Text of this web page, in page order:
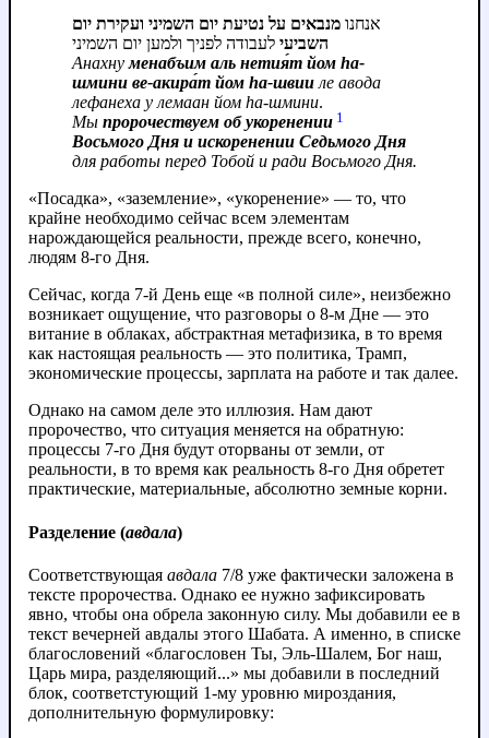
אנחנו מנבאים על נטיעת יום השמיני ועקירת יום
השביעי לעבודה לפניך ולמען יום השמיני
Анахнуменабъим аль нетия́т йом hа-
шмини ве-акира́т йом hа-швииле авода
лефанеха у лемаан йом hа-шмини.
Мы пророчествуем об укоренении 1
Восьмого Дня и искоренении Седьмого Дня
для работы перед Тобой и ради Восьмого Дня.
«Посадка», «заземление», «укоренение» — то, что
крайне необходимо сейчас всем элементам
нарождающейся реальности, прежде всего, конечно,
людям 8-го Дня.
Сейчас, когда 7-й День еще «в полной силе», неизбежно
возникает ощущение, что разговоры о 8-м Дне — это
витание в облаках, абстрактная метафизика, в то время
как настоящая реальность — это политика, Трамп,
экономические процессы, зарплата на работе и так далее.
Однако на самом деле это иллюзия. Нам дают
пророчество, что ситуация меняется на обратную:
процессы 7-го Дня будут оторваны от земли, от
реальности, в то время как реальность 8-го Дня обретет
практические, материальные, абсолютно земные корни.
Разделение (авдала)
Соответствующая авдала 7/8 уже фактически заложена в
тексте пророчества. Однако ее нужно зафиксировать
явно, чтобы она обрела законную силу. Мы добавили ее в
текст вечерней авдалы этого Шабата. А именно, в списке
благословений «благословен Ты, Эль-Шалем, Бог наш,
Царь мира, разделяющий...» мы добавили в последний
блок, соответстующий 1-му уровню мироздания,
дополнительную формулировку: